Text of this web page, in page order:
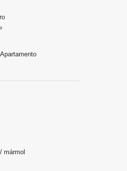
Apartamento
mármol